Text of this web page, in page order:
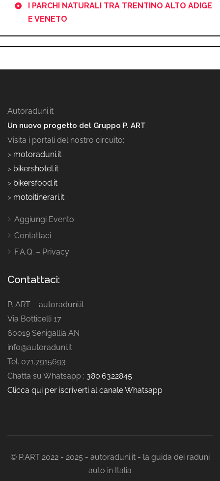
I PARCHI NATURALI TRA TRENTINO ALTO ADIGE
E VENETO
Autoraduni.it
Un nuovo progetto del Gruppo P. ART
Visita i portali del nostro circuito:
> motoraduni.it
> bikershotel.it
> bikersfood.it
> motoitinerari.it
Aggiungi Evento
Contattaci
F.A.Q. – Privacy
Contattaci:
P. ART – autoraduni.it
Via Botticelli 17
60019 Senigallia AN
info@autoraduni.it
Tel. 071.7915693
Chatta su Whatsapp : 380.6322845
Clicca qui per iscriverti al canale Whatsapp
© P.ART 2022 - 2025 - autoraduni.it - la guida dei raduni
auto in Italia